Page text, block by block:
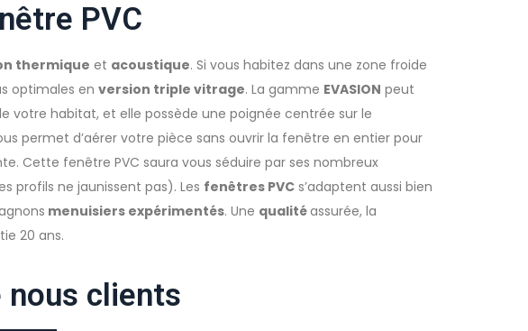
PVC
thermique et acoustique. Si vous habitez dans une zone froide
optimales en version triple vitrage. La gamme EVASION peut
votre habitat, et elle possède une poignée centrée sur le
permet d’aérer votre pièce sans ouvrir la fenêtre en entier pour
Cette fenêtre PVC saura vous séduire par ses nombreux
profils ne jaunissent pas). Les fenêtres PVCs’adaptent aussi bien
menuisiers expérimentés. Une qualitéassurée, la
20 ans.
nous clients